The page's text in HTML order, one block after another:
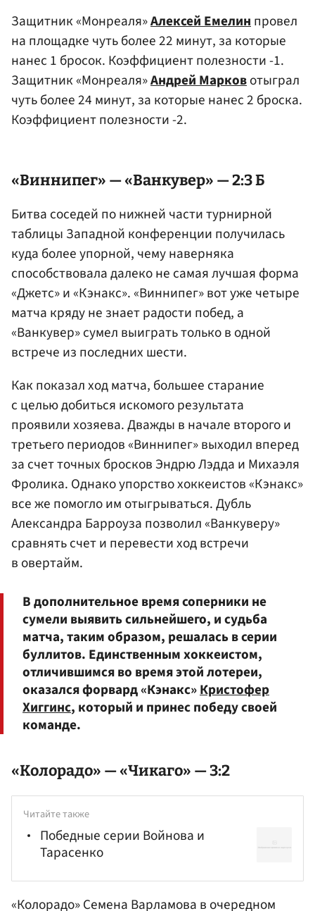
Защитник «Монреаля»Алексей Емелинпровел
на площадке чуть более 22 минут, за которые
нанес 1 бросок. Коэффициент полезности -1.
Защитник «Монреаля»Андрей Марковотыграл
чуть более 24 минут, за которые нанес 2 броска.
Коэффициент полезности -2.
«Виннипег» — «Ванкувер» — 2:3 Б
Битва соседей по нижней части турнирной
таблицы Западной конференции получилась
куда более упорной, чему наверняка
способствовала далеко не самая лучшая форма
«Джетс» и «Кэнакс». «Виннипег» вот уже четыре
матча кряду не знает радости побед, а
«Ванкувер» сумел выиграть только в одной
встрече из последних шести.
Как показал ход матча, большее старание
с целью добиться искомого результата
проявили хозяева. Дважды в начале второго и
третьего периодов «Виннипег» выходил вперед
за счет точных бросков Эндрю Лэдда и Михаэля
Фролика. Однако упорство хоккеистов «Кэнакс»
все же помогло им отыгрываться. Дубль
Александра Барроуза позволил «Ванкуверу»
сравнять счет и перевести ход встречи
в овертайм.
В дополнительное время соперники не
сумели выявить сильнейшего, и судьба
матча, таким образом, решалась в серии
буллитов. Единственным хоккеистом,
отличившимся во время этой лотереи,
оказался форвард «Кэнакс»Кристофер
Хиггинс, который и принес победу своей
команде.
«Колорадо» — «Чикаго» — 3:2
Читайте также
Победные серии Войнова и
Тарасенко
«Колорадо» Семена Варламова в очередном